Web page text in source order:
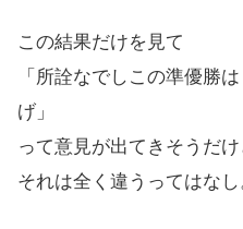
この結果だけを見て
「所詮なでしこの準優勝
げ」
って意見が出てきそうだけ
それは全く違うってはなし